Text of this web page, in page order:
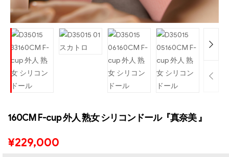
160CM F-cup 外人 熟女 シリコンドール『真奈美 』
¥229,000